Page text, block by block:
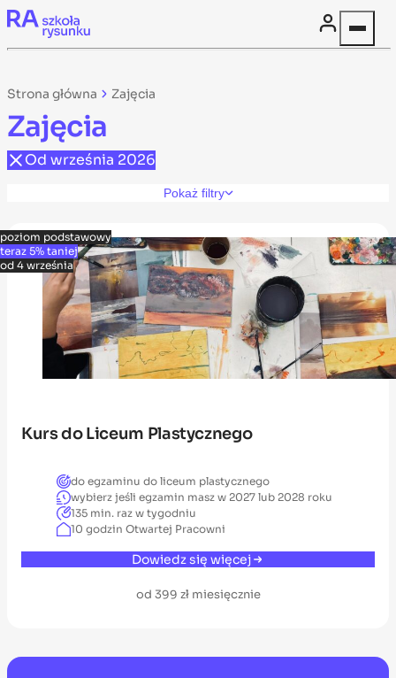
Skip to content
Strona główna Zajęcia
Zajęcia
Od września 2026
Pokaż filtry
poziom podstawowy
teraz 5% taniej
od 4 września
Kurs do Liceum Plastycznego
do egzaminu do liceum plastycznego
wybierz jeśli egzamin masz w 2027 lub 2028 roku
135 min. raz w tygodniu
10 godzin Otwartej Pracowni
Dowiedz się więcej
od 399 zł miesięcznie